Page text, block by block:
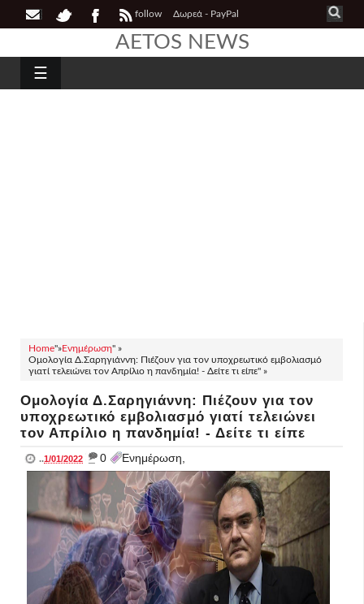
follow Δωρεά - PayPal
AETOS NEWS
☰
Home"»Ενημέρωση" »
Ομολογία Δ.Σαρηγιάννη: Πιέζουν για τον υποχρεωτικό εμβολιασμό
γιατί τελειώνει τον Απρίλιο η πανδημία! - Δείτε τι είπε" »
Ομολογία Δ.Σαρηγιάννη: Πιέζουν για τον
υποχρεωτικό εμβολιασμό γιατί τελειώνει
τον Απρίλιο η πανδημία! - Δείτε τι είπε
..1/01/2022 _ 0 Ενημέρωση,